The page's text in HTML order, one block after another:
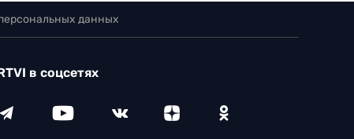
данных
в соцсетях